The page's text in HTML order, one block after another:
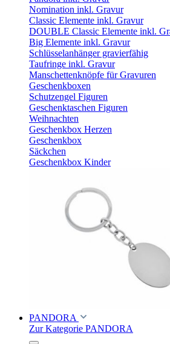
Nomination inkl. Gravur
Classic Elemente inkl. Gravur
DOUBLE Classic Elemente inkl.
Big Elemente inkl. Gravur
Schlüsselanhänger gravierfähig
Taufringe inkl. Gravur
Manschettenknöpfe für Gravuren
Geschenkboxen
Schutzengel Figuren
Geschenktaschen Figuren
Weihnachten
Geschenkbox Herzen
Geschenkbox
Säckchen
Geschenkbox Kinder
PANDORA
Zur Kategorie PANDORA